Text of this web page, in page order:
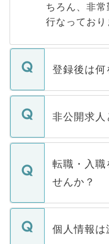
ちろん、非
行なっており
登録後は
ご登録いた
登録内容を
ます。通常
いただきま
非公開求人
マイナビ
うち約3割は
けない「非
下記の理由
ません。
■応募殺到を
転職・入職
せんか？
転職・入職
ん。また、
個人情報は